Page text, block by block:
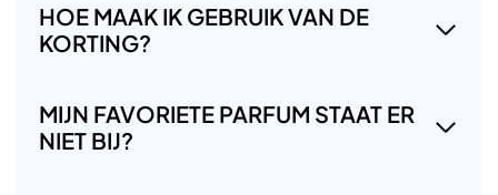
HOE MAAK IK GEBRUIK VAN DE
KORTING?
MIJN FAVORIETE PARFUM STAAT ER
NIET BIJ?